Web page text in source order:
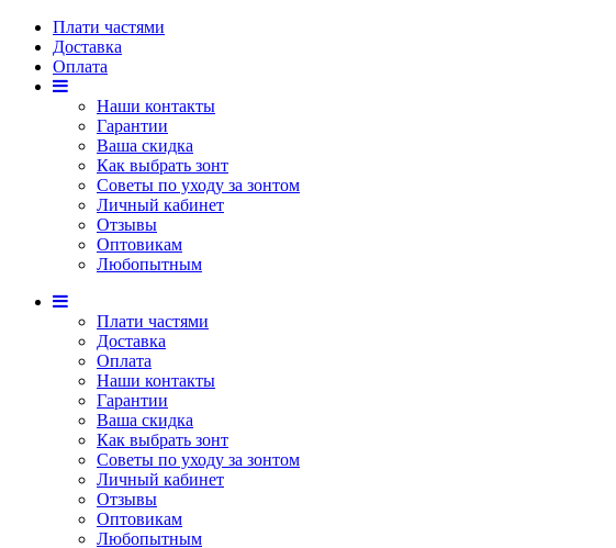
Плати частями
Доставка
Оплата
Наши контакты
Гарантии
Ваша скидка
Как выбрать зонт
Советы по уходу за зонтом
Личный кабинет
Отзывы
Оптовикам
Любопытным
Плати частями
Доставка
Оплата
Наши контакты
Гарантии
Ваша скидка
Как выбрать зонт
Советы по уходу за зонтом
Личный кабинет
Отзывы
Оптовикам
Любопытным